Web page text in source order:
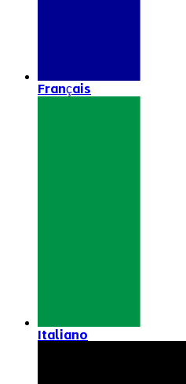
Français
Italiano